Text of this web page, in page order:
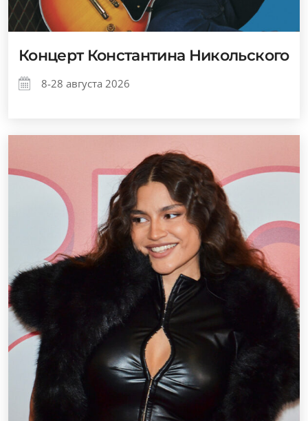
Концерт Константина Никольского
8-28 августа 2026